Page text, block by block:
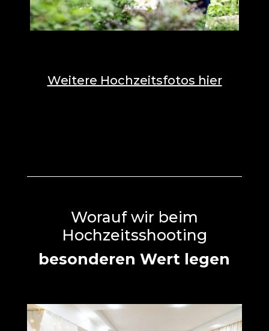
Weitere Hochzeitsfotos hier
Worauf wir beim
Hochzeitsshooting
besonderen Wert legen